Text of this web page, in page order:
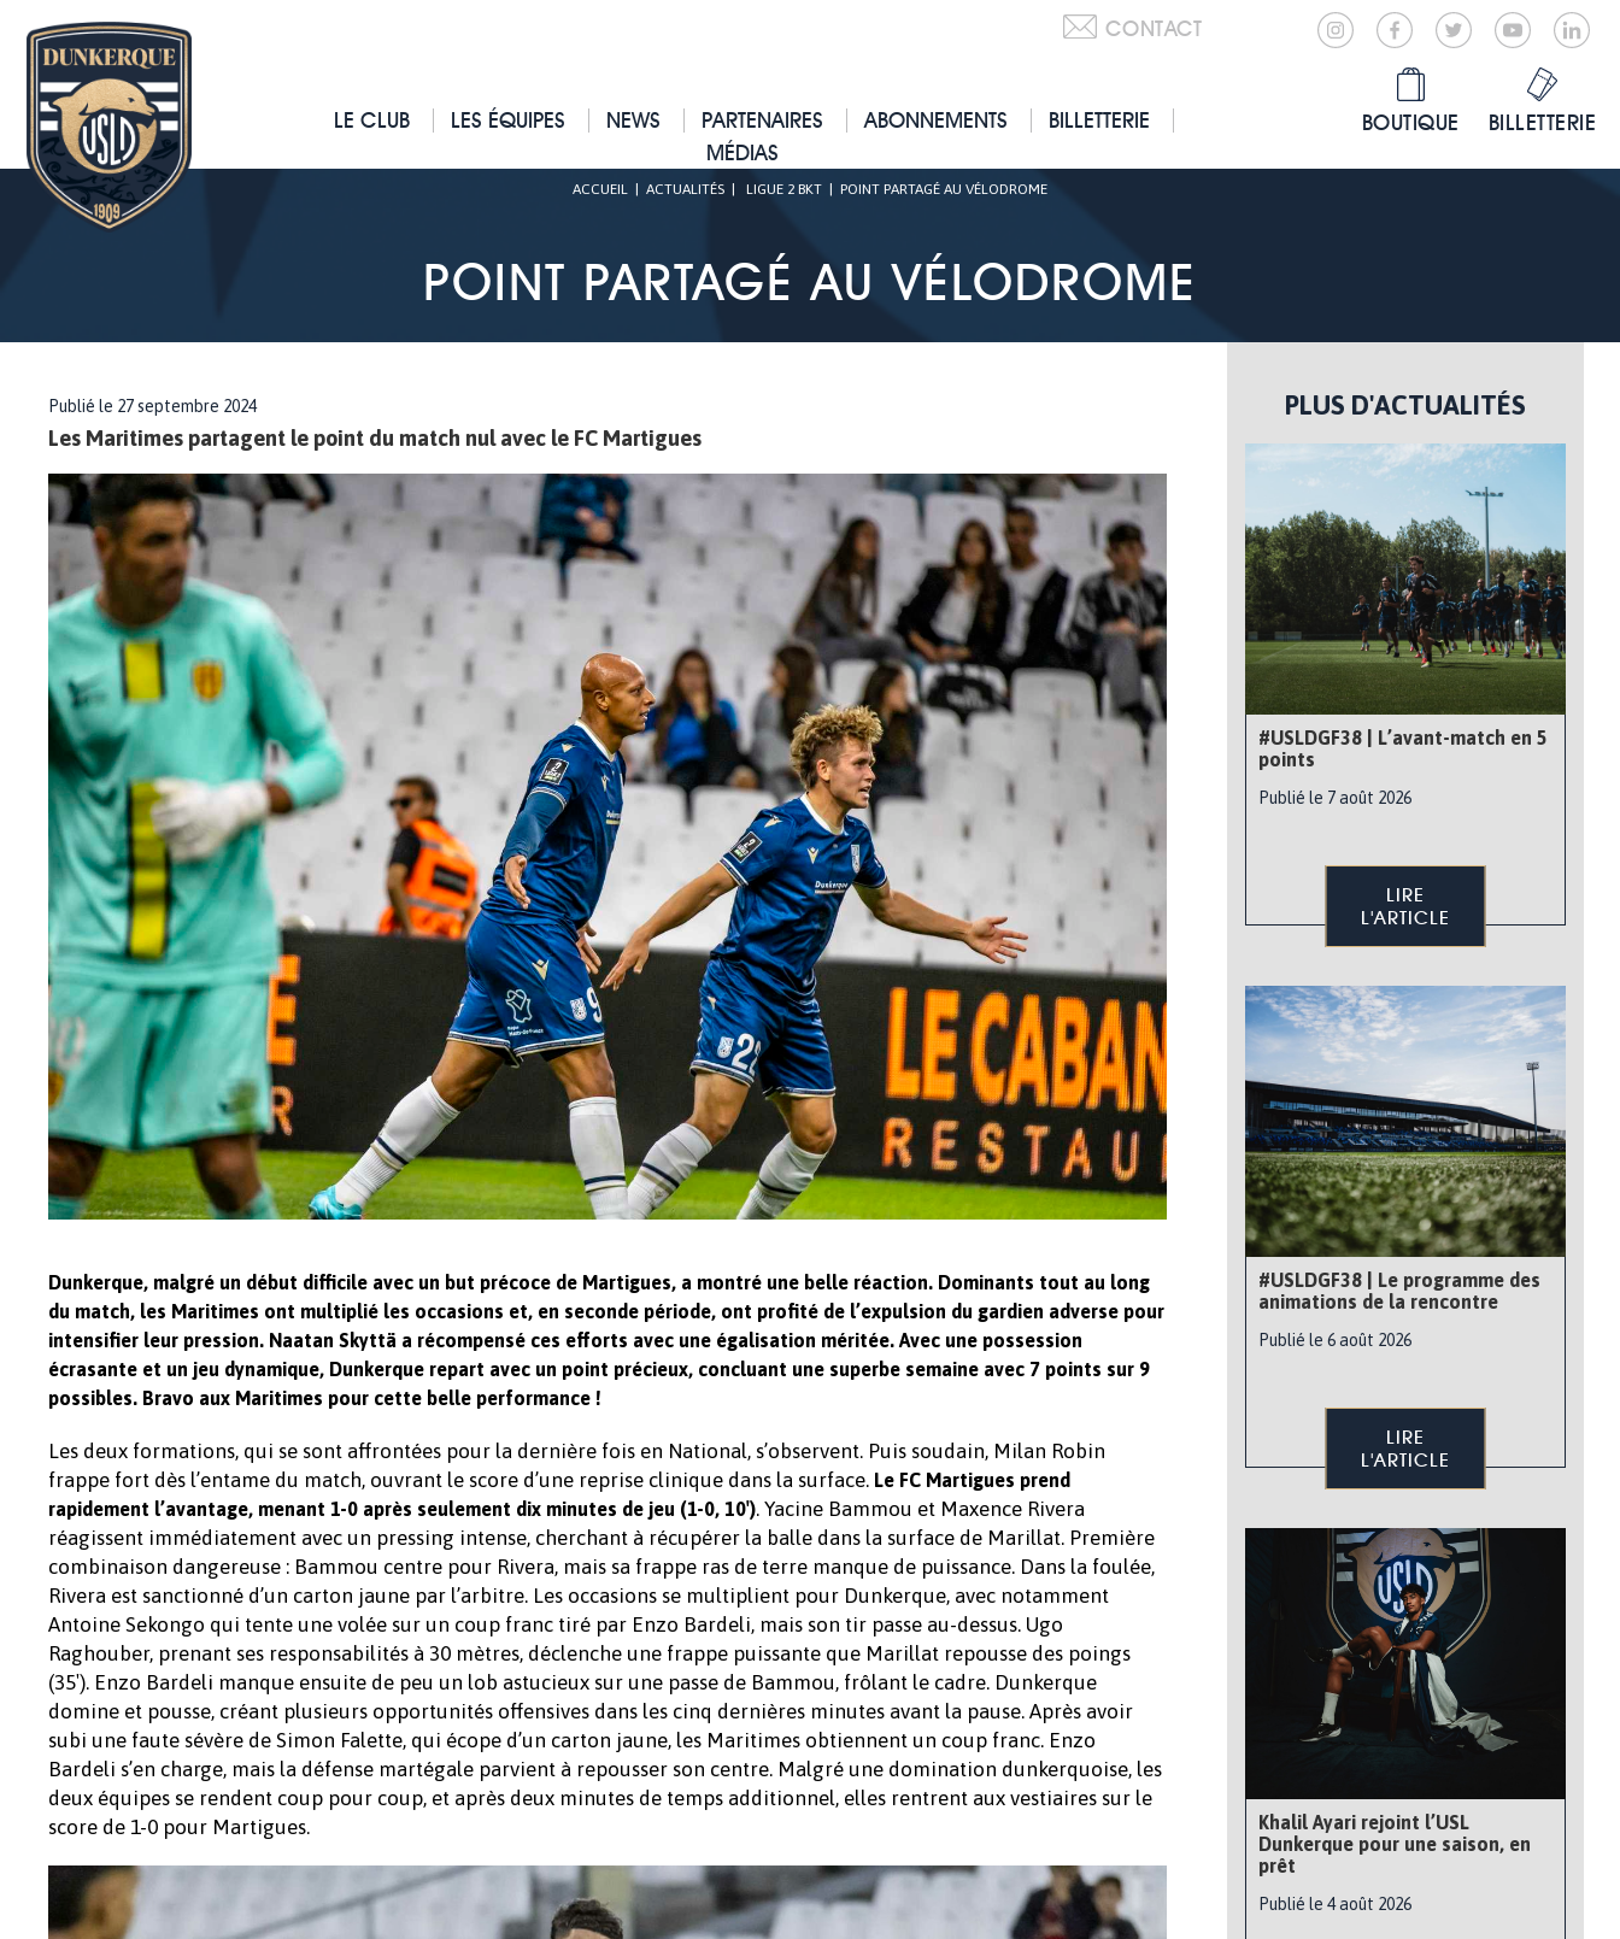
CONTACT
LE CLUB LES ÉQUIPES NEWS PARTENAIRES ABONNEMENTS
BILLETTERIE
MÉDIAS
BOUTIQUE BILLETTERIE
ACCUEIL ACTUALITÉS LIGUE 2 BKT POINT PARTAGÉ AU VÉLODROME
POINT PARTAGÉ AU VÉLODROME
Publié le 27 septembre 2024
Les Maritimes partagent le point du match nul avec le FC Martigues
Dunkerque, malgré un début difficile avec un but précoce de Martigues, a montré une belle réaction. Dominants tout au long
du match, les Maritimes ont multiplié les occasions et, en seconde période, ont profité de l’expulsion du gardien adverse pour
intensifier leur pression. Naatan Skyttä a récompensé ces efforts avec une égalisation méritée. Avec une possession
écrasante et un jeu dynamique, Dunkerque repart avec un point précieux, concluant une superbe semaine avec 7 points sur 9
possibles. Bravo aux Maritimes pour cette belle performance !
Les deux formations, qui se sont affrontées pour la dernière fois en National, s’observent. Puis soudain, Milan Robin
frappe fort dès l’entame du match, ouvrant le score d’une reprise clinique dans la surface. Le FC Martigues prend
rapidement l’avantage, menant 1-0 après seulement dix minutes de jeu (1-0, 10′). Yacine Bammou et Maxence Rivera
réagissent immédiatement avec un pressing intense, cherchant à récupérer la balle dans la surface de Marillat. Première
combinaison dangereuse : Bammou centre pour Rivera, mais sa frappe ras de terre manque de puissance. Dans la foulée,
Rivera est sanctionné d’un carton jaune par l’arbitre. Les occasions se multiplient pour Dunkerque, avec notamment
Antoine Sekongo qui tente une volée sur un coup franc tiré par Enzo Bardeli, mais son tir passe au-dessus. Ugo
Raghouber, prenant ses responsabilités à 30 mètres, déclenche une frappe puissante que Marillat repousse des poings
(35′). Enzo Bardeli manque ensuite de peu un lob astucieux sur une passe de Bammou, frôlant le cadre. Dunkerque
domine et pousse, créant plusieurs opportunités offensives dans les cinq dernières minutes avant la pause. Après avoir
subi une faute sévère de Simon Falette, qui écope d’un carton jaune, les Maritimes obtiennent un coup franc. Enzo
Bardeli s’en charge, mais la défense martégale parvient à repousser son centre. Malgré une domination dunkerquoise, les
deux équipes se rendent coup pour coup, et après deux minutes de temps additionnel, elles rentrent aux vestiaires sur le
score de 1-0 pour Martigues.
PLUS D'ACTUALITÉS
#USLDGF38 | L’avant-match en 5
points
Publié le 7 août 2026
LIRE
L'ARTICLE
#USLDGF38 | Le programme des
animations de la rencontre
Publié le 6 août 2026
LIRE
L'ARTICLE
Khalil Ayari rejoint l’USL
Dunkerque pour une saison, en
prêt
Publié le 4 août 2026